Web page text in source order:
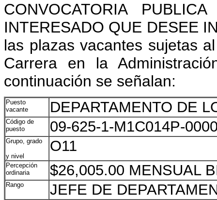
CONVOCATORIA
INTERESADO QUE DESEE
las plazas vacantes sujetas
Carrera en la
continuación se señalan:
Puesto
vacante
DEPARTAMENTO DE
Código de
puesto
09-625-1-M1C014P-
Grupo, grado
y nivel
O11
Percepción
ordinaria
$26,005.00 MENSUAL
Rango JEFE DE